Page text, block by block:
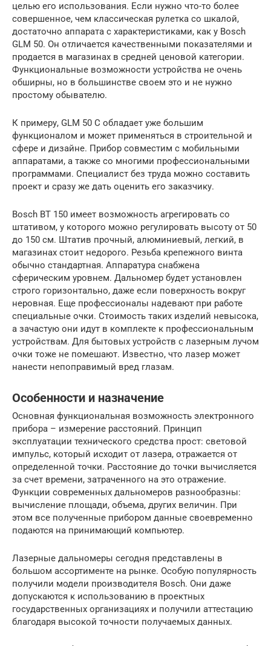
целью его использования. Если нужно что-то более
совершенное, чем классическая рулетка со шкалой,
достаточно аппарата с характеристиками, как у Bosch
GLM 50. Он отличается качественными показателями и
продается в магазинах в средней ценовой категории.
Функциональные возможности устройства не очень
обширны, но в большинстве своем это и не нужно
простому обывателю.
К примеру, GLM 50 C обладает уже большим
функционалом и может применяться в строительной и
сфере и дизайне. Прибор совместим с мобильными
аппаратами, а также со многими профессиональными
программами. Специалист без труда можно составить
проект и сразу же дать оценить его заказчику.
Bosch BT 150 имеет возможность агрегировать со
штативом, у которого можно регулировать высоту от 50
до 150 см. Штатив прочный, алюминиевый, легкий, в
магазинах стоит недорого. Резьба крепежного винта
обычно стандартная. Аппаратура снабжена
сферическим уровнем. Дальномер будет установлен
строго горизонтально, даже если поверхность вокруг
неровная. Еще профессионалы надевают при работе
специальные очки. Стоимость таких изделий невысока,
а зачастую они идут в комплекте к профессиональным
устройствам. Для бытовых устройств с лазерным лучом
очки тоже не помешают. Известно, что лазер может
нанести непоправимый вред глазам.
Особенности и назначение
Основная функциональная возможность электронного
прибора – измерение расстояний. Принцип
эксплуатации технического средства прост: световой
импульс, который исходит от лазера, отражается от
определенной точки. Расстояние до точки вычисляется
за счет времени, затраченного на это отражение.
Функции современных дальномеров разнообразны:
вычисление площади, объема, других величин. При
этом все полученные прибором данные своевременно
подаются на принимающий компьютер.
Лазерные дальномеры сегодня представлены в
большом ассортименте на рынке. Особую популярность
получили модели производителя Bosch. Они даже
допускаются к использованию в проектных
государственных организациях и получили аттестацию
благодаря высокой точности получаемых данных.